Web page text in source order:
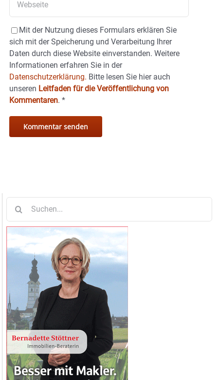
Mit der Nutzung dieses Formulars erklären Sie
sich mit der Speicherung und Verarbeitung Ihrer
Daten durch diese Website einverstanden. Weitere
Informationen erfahren Sie in der
Datenschutzerklärung. Bitte lesen Sie hier auch
unseren Leitfaden für die Veröffentlichung von
Kommentaren. *
nach: